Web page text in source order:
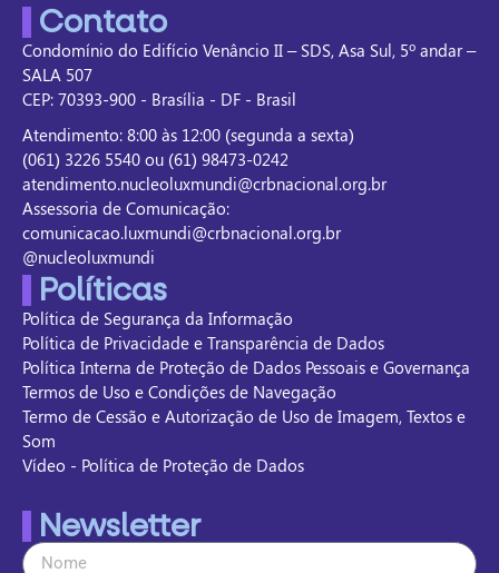
Contato
Condomínio do Edifício Venâncio II – SDS, Asa Sul, 5º andar –
SALA 507
CEP: 70393-900 - Brasília - DF - Brasil
Atendimento: 8:00 às 12:00 (segunda a sexta)
(061) 3226 5540 ou (61) 98473-0242
atendimento.nucleoluxmundi@crbnacional.org.br
Assessoria de Comunicação:
comunicacao.luxmundi@crbnacional.org.br
@nucleoluxmundi
Políticas
Política de Segurança da Informação
Política de Privacidade e Transparência de Dados
Política Interna de Proteção de Dados Pessoais e Governança
Termos de Uso e Condições de Navegação
Termo de Cessão e Autorização de Uso de Imagem, Textos e
Som
Vídeo - Política de Proteção de Dados
Newsletter